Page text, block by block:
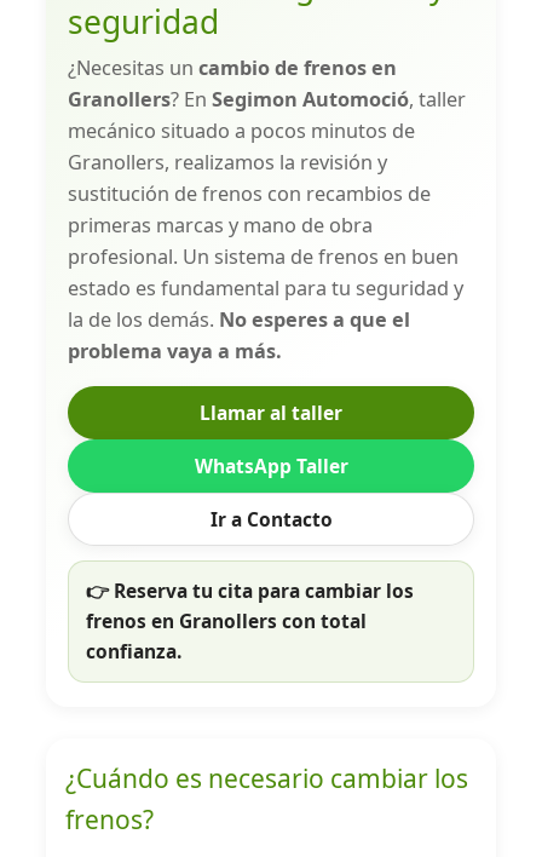
seguridad
¿Necesitas un cambio de frenos en
Granollers? En Segimon Automoció, taller
mecánico situado a pocos minutos de
Granollers, realizamos la revisión y
sustitución de frenos con recambios de
primeras marcas y mano de obra
profesional. Un sistema de frenos en buen
estado es fundamental para tu seguridad y
la de los demás. No esperes a que el
problema vaya a más.
Llamar al taller
WhatsApp Taller
Ir a Contacto
👉 Reserva tu cita para cambiar los
frenos en Granollers con total
confianza.
¿Cuándo es necesario cambiar los
frenos?